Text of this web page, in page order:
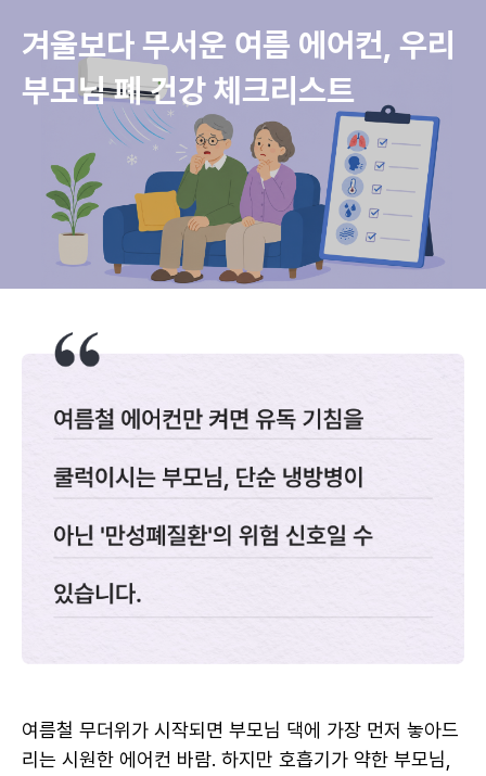
겨울보다 무서운 여름 에어컨, 우리
부모님 폐 건강 체크리스트
여름철 무더위가 시작되면 부모님 댁에 가장 먼저 놓아드
리는 시원한 에어컨 바람. 하지만 호흡기가 약한 부모님,